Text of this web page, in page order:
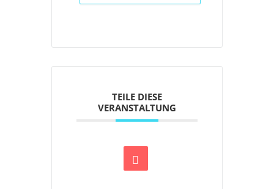
TEILE DIESE
VERANSTALTUNG